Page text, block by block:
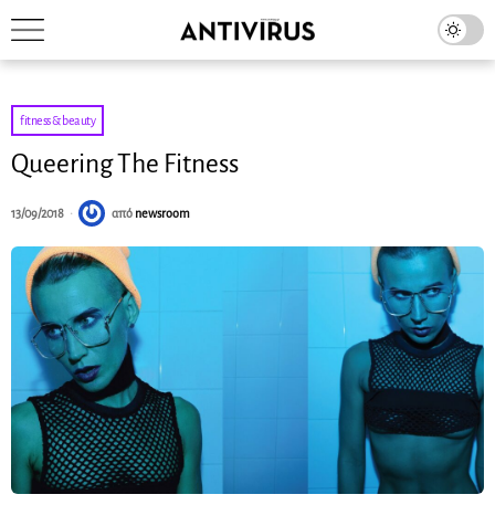
fitness & beauty
Queering The Fitness
13/09/2018 από newsroom